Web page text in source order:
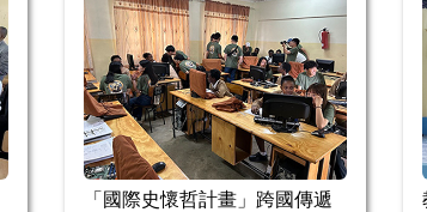
「國際史懷哲計畫」跨國傳遞